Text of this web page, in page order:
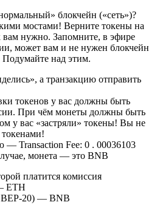
блокчейн («сеть»)?
мостами! Верните токены на
вам нужно. Запомните, в эфире
может вам и не нужен блокчейн
над этим.
а транзакцию отправить
токенов у вас должны быть
При чём монеты должны быть
у вас «застряли» токены! Вы не
Transaction Fee: 0 . 00036103
монета — это BNB
платится комиссия
ETH
BEP-20) — BNB